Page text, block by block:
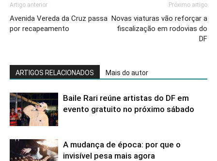
Artigo anterior
Avenida Vereda da Cruz passa
por recapeamento
Próximo artigo
Novas viaturas vão reforçar a
fiscalização em rodovias do
DF
ARTIGOS RELACIONADOS Mais do autor
Baile Rari reúne artistas do DF em
evento gratuito no próximo sábado
A mudança de época: por que o
invisível pesa mais agora